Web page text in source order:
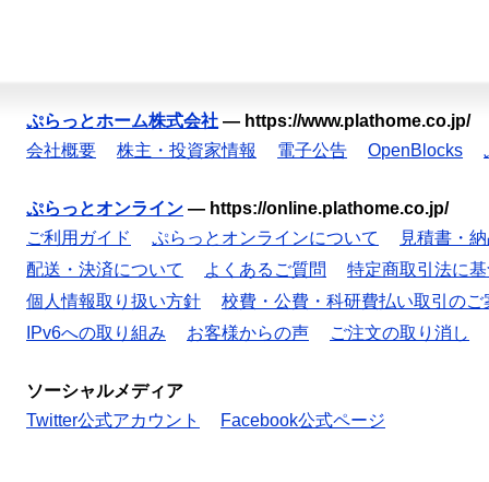
ぷらっとホーム株式会社 — https://www.plathome.co.jp/
会社概要
株主・投資家情報 電子公告 OpenBlocks
ぷらっとオンライン — https://online.plathome.co.jp/
ご利用ガイド
ぷらっとオンラインについて
見積書・
配送・決済について
よくあるご質問
特定商取引法に
個人情報取り扱い方針
校費・公費・科研費払い取引のご
IPv6への取り組み
お客様からの声 ご注文の取り消し
ソーシャルメディア
Twitter公式アカウント
Facebook公式ページ